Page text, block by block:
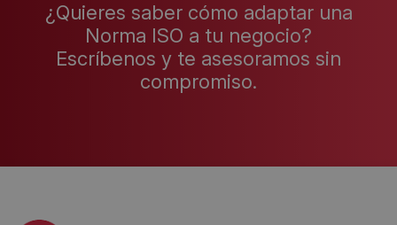
¿Quieres saber cómo adaptar una
Norma ISO a tu negocio?
Escríbenos y te asesoramos sin
compromiso.